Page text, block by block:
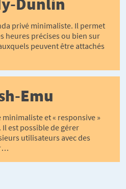
Dunlin
privé minimaliste. Il permet
heures précises ou bien sur
peuvent être attachés
Emu
et « responsive »
est possible de gérer
utilisateurs avec des